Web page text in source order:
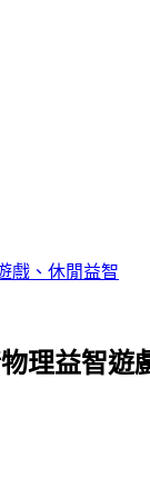
戲、休閒益智
理益智遊